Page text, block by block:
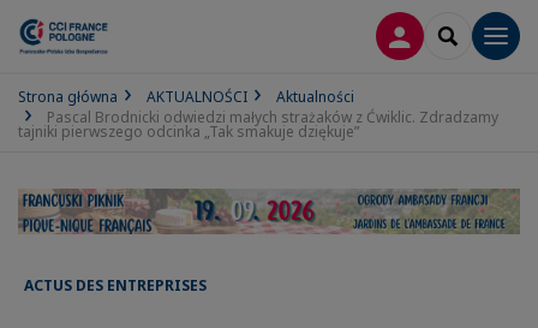
LOGOWANIE
SEARCH
Strona główna AKTUALNOŚCI
Aktualności
Pascal Brodnicki odwiedzi małych strażaków z Ćwiklic. Zdradzamy
tajniki pierwszego odcinka „Tak smakuje dziękuje”
ACTUS DES ENTREPRISES